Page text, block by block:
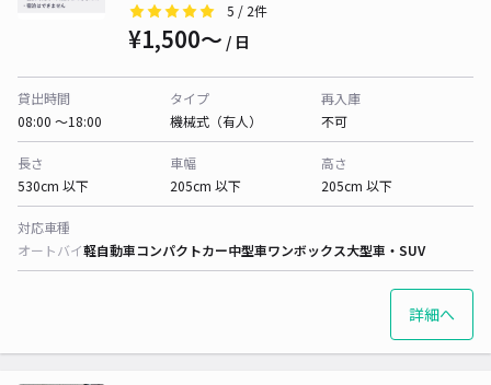
5 / 2件
¥1,500〜 / 日
貸出時間
08:00 〜18:00
タイプ
機械式（有人）
再入庫
不可
長さ
530cm 以下
車幅
205cm 以下
高さ
205cm 以下
対応車種
オートバイ軽自動車コンパクトカー中型車ワンボックス大型車・SUV
詳細へ